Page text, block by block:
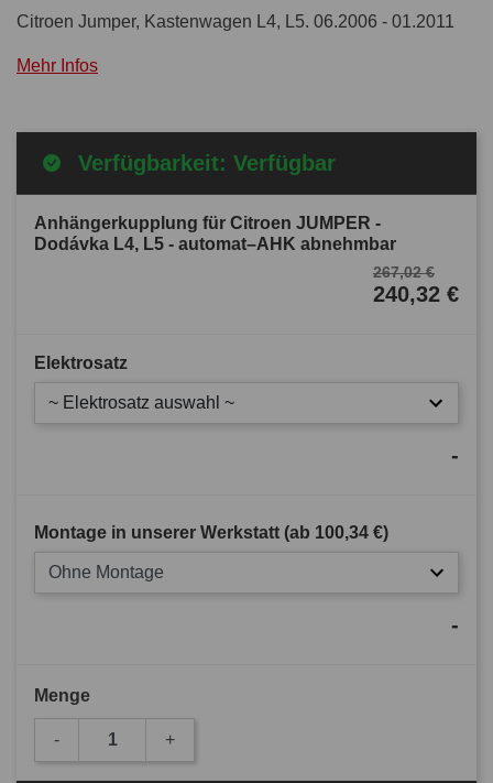
Citroen Jumper, Kastenwagen L4, L5. 06.2006 - 01.2011
Mehr Infos
Verfügbarkeit: Verfügbar
Anhängerkupplung für Citroen JUMPER -
Dodávka L4, L5 - automat–AHK abnehmbar
267,02 €
240,32 €
Elektrosatz
~ Elektrosatz auswahl ~
-
Montage in unserer Werkstatt (ab 100,34 €)
Ohne Montage
-
Menge
- +